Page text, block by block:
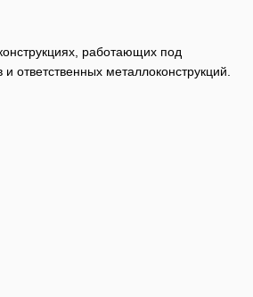
работающих под
ответственных металлоконструкций.